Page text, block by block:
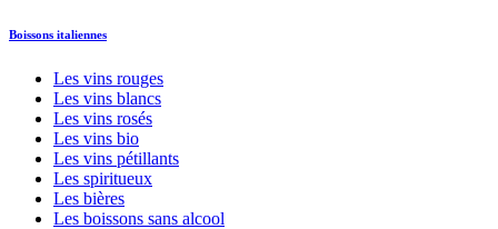
Boissons italiennes
Les vins rouges
Les vins blancs
Les vins rosés
Les vins bio
Les vins pétillants
Les spiritueux
Les bières
Les boissons sans alcool